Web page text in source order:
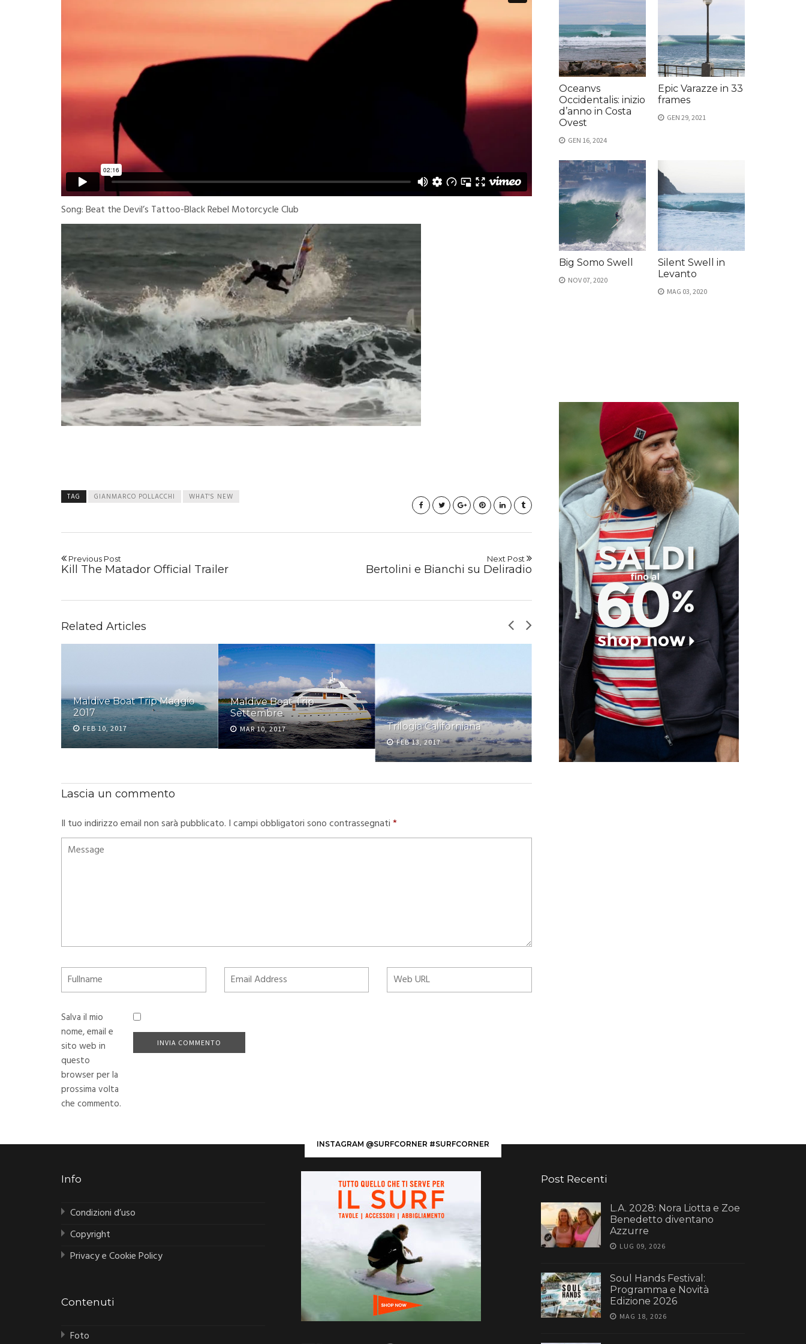
Song: Beat the Devil’s Tattoo-Black Rebel Motorcycle Club
TAG GIANMARCO POLLACCHI WHAT'S NEW
Previous Post
Kill The Matador Official Trailer
Next Post
Bertolini e Bianchi su Deliradio
Related Articles
Maldive Boat Trip Maggio
2017
FEB 10, 2017
Maldive Boat Trip
Settembre
MAR 10, 2017 Trilogia Californiana
FEB 13, 2017
A Tirrenia La Prima Scuola
Di Adaptive Surf
FEB 13, 2017
Soul Hands Art &
Festival 2° Edizione
FEB 12, 2017
Lascia un commento
Il tuo indirizzo email non sarà pubblicato. I campi obbligatori sono contrassegnati*
Salva il mio
nome, email e
sito web in
questo
browser per la
prossima volta
che commento.
Oceanvs
Occidentalis: inizio
d’anno in Costa
Ovest
GEN 16, 2024
Epic Varazze in 33
frames
GEN 29, 2021
Big Somo Swell
NOV 07, 2020
Silent Swell in
Levanto
MAG 03, 2020
INSTAGRAM @SURFCORNER #SURFCORNER
Info
Condizioni d’uso
Copyright
Privacy e Cookie Policy
Contenuti
Foto
Post Recenti
L.A. 2028: Nora Liotta e Zoe
Benedetto diventano
Azzurre
LUG 09, 2026
Soul Hands Festival:
Programma e Novità
Edizione 2026
MAG 18, 2026